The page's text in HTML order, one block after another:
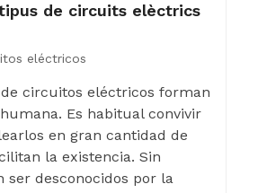
de circuits elèctrics
eléctricos
circuitos eléctricos forman
Es habitual convivir
en gran cantidad de
la existencia. Sin
ser desconocidos por la